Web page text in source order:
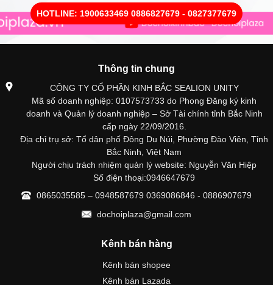
HOTLINE: 1900633469 0886827679 - 0827377679
Thông tin chung
CÔNG TY CỔ PHẦN KINH BẮC SEALION UNITY
Mã số doanh nghiệp: 0107573733 do Phong Đăng ký kinh
doanh và Quản lý doanh nghiệp – Sở Tài chính tỉnh Bắc Ninh
cấp ngày 22/09/2016.
Địa chỉ trụ sở: Tổ dân phố Đông Du Núi, Phường Đào Viên, Tỉnh
Bắc Ninh, Việt Nam
Người chịu trách nhiệm quản lý website: Nguyễn Văn Hiệp
Số điện thoại:0946647679
0865035585 – 0948587679 0369086846 - 0886907679
dochoiplaza@gmail.com
Kênh bán hàng
Kênh bán shopee
Kênh bán Lazada